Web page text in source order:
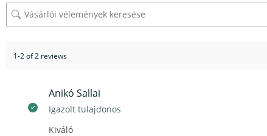
1-2 of 2 reviews
Anikó Sallai
Igazolt tulajdonos
Kiváló